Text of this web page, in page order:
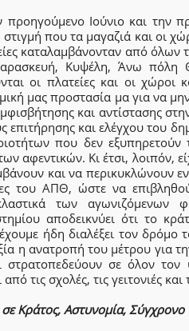
Ιούνιο και την
στιγμή που τα μαγαζιά και οι
καταλαμβάνονταν από όλων
Κυψέλη, Άνω πόλη
οι πλατείες και οι χώροι
μας προστασία μα για να
και αντίστασης
επιτήρησης και ελέγχου του
που δεν εξυπηρετούν
αφεντικών. Κι έτσι, λοιπόν,
και να περικυκλώνουν
του ΑΠΘ, ώστε να
των αγωνιζόμενων
αποδεικνύει ότι το
ήδη διαλέξει τον
η ανατροπή του μέτρου για
στρατοπεδεύουν σε όλον
τις σχολές, τις γειτονιές και
σε Κράτος, Αστυνομία,